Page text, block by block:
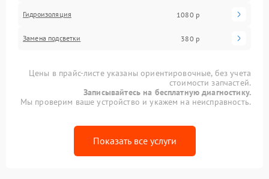
Гидроизоляция 1080 р
Замена подсветки 380 р
Цены в прайс-листе указаны ориентировочные, без учета
стоимости запчастей.
Записывайтесь на бесплатную диагностику.
Мы проверим ваше устройство и укажем на неисправность.
Показать все услуги